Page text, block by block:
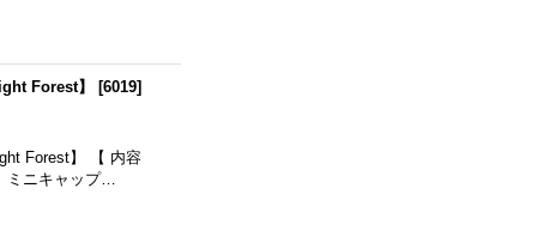
Forest】 [6019]
Forest】 【 内容
ミニキャップ…